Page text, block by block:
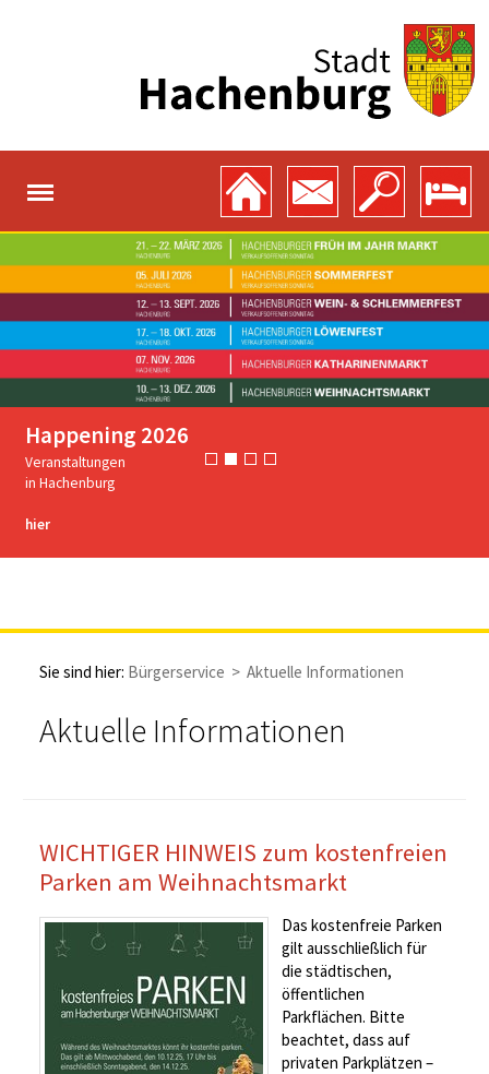
Happening 2026
Veranstaltungen
in Hachenburg
hier
Sie sind hier: Bürgerservice > Aktuelle Informationen
Aktuelle Informationen
WICHTIGER HINWEIS zum kostenfreien
Parken am Weihnachtsmarkt
Das kostenfreie Parken
gilt ausschließlich für
die städtischen,
öffentlichen
Parkflächen. Bitte
beachtet, dass auf
privaten Parkplätzen –